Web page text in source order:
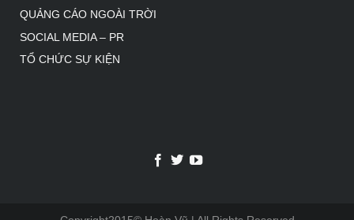
QUẢNG CÁO NGOÀI TRỜI
SOCIAL MEDIA – PR
TỔ CHỨC SỰ KIỆN